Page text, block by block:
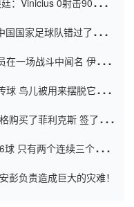
：Vinicius 0射击90分钟
国家足球队错过了世界
一场战斗中闻名 伊万放
球 鸟儿被用来摆脱它
购买了菲利克斯 签了7年
只有两个连续三个连续
彭负责造成巨大的灾难！